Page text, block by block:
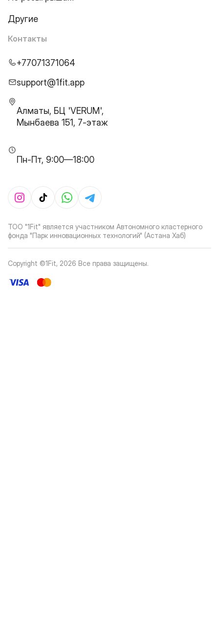
Другие
Контакты
+77071371064
support@1fit.app
Алматы, БЦ 'VERUM',
Мынбаева 151, 7-этаж
Пн-Пт, 9:00—18:00
ТОО "1Fit" является участником Автономного кластерного
фонда "Парк инновационных технологий" (Астана Хаб)
Copyright ©1Fit, 2026 Все права защищены.